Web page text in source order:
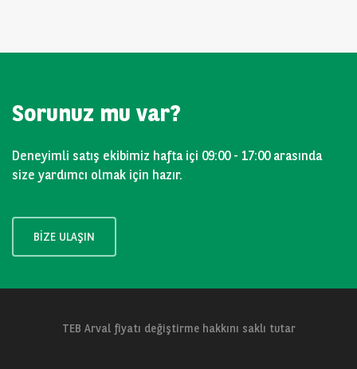
Sorunuz mu var?
Deneyimli satış ekibimiz hafta içi 09:00 - 17:00 arasında
size yardımcı olmak için hazır.
BIZE ULAŞIN
TEB Arval fiyatı değiştirme hakkını saklı tutar